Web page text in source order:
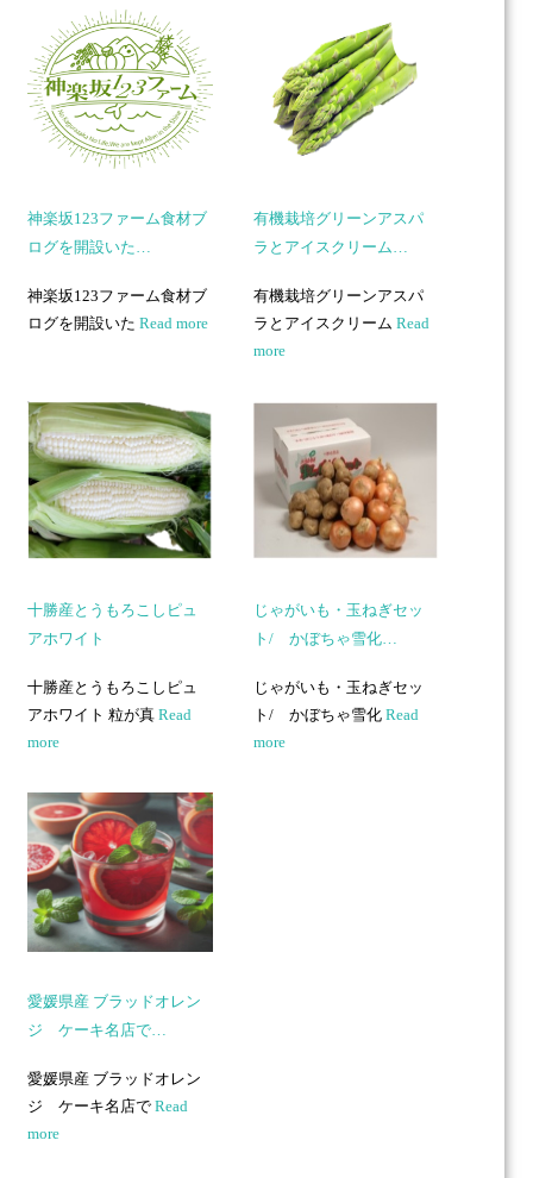
神楽坂123ファーム食材ブ
ログを開設いた…
神楽坂123ファーム食材ブ
ログを開設いたRead more
十勝産とうもろこしピュ
アホワイト
十勝産とうもろこしピュ
アホワイト 粒が真Read
more
愛媛県産 ブラッドオレン
ジ ケーキ名店で…
愛媛県産 ブラッドオレン
ジ ケーキ名店でRead
more
有機栽培グリーンアスパ
ラとアイスクリーム…
有機栽培グリーンアスパ
ラとアイスクリームRead
more
じゃがいも・玉ねぎセッ
ト/ かぼちゃ雪化…
じゃがいも・玉ねぎセッ
ト/ かぼちゃ雪化Read
more